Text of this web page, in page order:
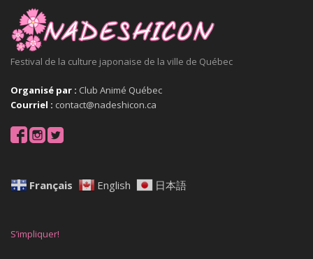
Festival de la culture japonaise de la ville de Québec
Organisé par : Club Animé Québec
Courriel : contact@nadeshicon.ca
Français English 日本語
S’impliquer!